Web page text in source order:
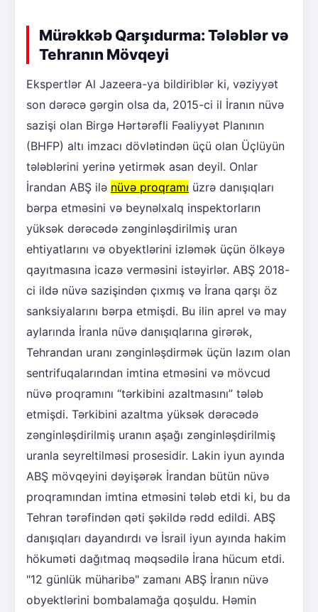
Mürəkkəb Qarşıdurma: Tələblər və
Tehranın Mövqeyi
Ekspertlər Al Jazeera-ya bildiriblər ki, vəziyyət
son dərəcə gərgin olsa da, 2015-ci il İranın nüvə
sazişi olan Birgə Hərtərəfli Fəaliyyət Planının
(BHFP) altı imzacı dövlətindən üçü olan Üçlüyün
tələblərini yerinə yetirmək asan deyil. Onlar
İrandan ABŞ ilə nüvə proqramı üzrə danışıqları
bərpa etməsini və beynəlxalq inspektorların
yüksək dərəcədə zənginləşdirilmiş uran
ehtiyatlarını və obyektlərini izləmək üçün ölkəyə
qayıtmasına icazə verməsini istəyirlər. ABŞ 2018-
ci ildə nüvə sazişindən çıxmış və İrana qarşı öz
sanksiyalarını bərpa etmişdi. Bu ilin aprel və may
aylarında İranla nüvə danışıqlarına girərək,
Tehrandan uranı zənginləşdirmək üçün lazım olan
sentrifuqalarından imtina etməsini və mövcud
nüvə proqramını “tərkibini azaltmasını” tələb
etmişdi. Tərkibini azaltma yüksək dərəcədə
zənginləşdirilmiş uranın aşağı zənginləşdirilmiş
uranla seyreltilməsi prosesidir. Lakin iyun ayında
ABŞ mövqeyini dəyişərək İrandan bütün nüvə
proqramından imtina etməsini tələb etdi ki, bu da
Tehran tərəfindən qəti şəkildə rədd edildi. ABŞ
danışıqları dayandırdı və İsrail iyun ayında hakim
hökuməti dağıtmaq məqsədilə İrana hücum etdi.
"12 günlük müharibə" zamanı ABŞ İranın nüvə
obyektlərini bombalamağa qoşuldu. Həmin